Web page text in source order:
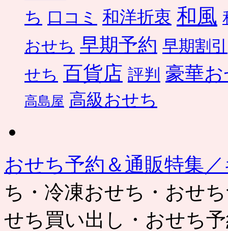
ち 口コミ 和洋折衷 和風
おせち 早期予約 早期割引
せち 百貨店 評判 豪華
高島屋 高級おせち
おせち予約＆通販特集
ち・冷凍おせち・おせ
せち買い出し・おせち